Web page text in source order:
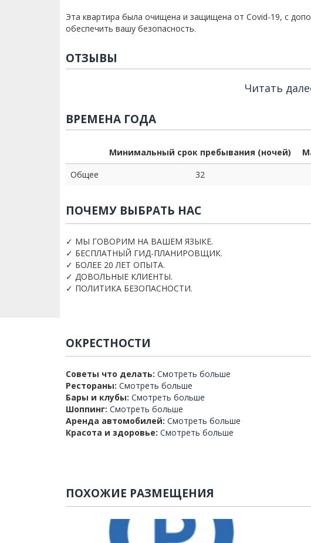
Эта квартира была очищена и защищена от Covid-19, с
обеспечить вашу безопасность.
ОТЗЫВЫ
Читать
ВРЕМЕНА ГОДА
Минимальный срок пребывания (ночей)
Общее
32
ПОЧЕМУ ВЫБРАТЬ НАС
✓ МЫ ГОВОРИМ НА ВАШЕМ ЯЗЫКЕ.
✓ БЕСПЛАТНЫЙ ГИД-ПЛАНИРОВЩИК.
✓ БОЛЕЕ 20 ЛЕТ ОПЫТА.
✓ ДОВОЛЬНЫЕ КЛИЕНТЫ.
✓ ПОЛИТИКА БЕЗОПАСНОСТИ.
ОКРЕСТНОСТИ
Советы что делать: Смотреть больше
Рестораны: Смотреть больше
Бары и клубы: Смотреть больше
Шоппинг: Смотреть больше
Аренда автомобилей: Смотреть больше
Красота и здоровье: Смотреть больше
ПОХОЖИЕ РАЗМЕЩЕНИЯ